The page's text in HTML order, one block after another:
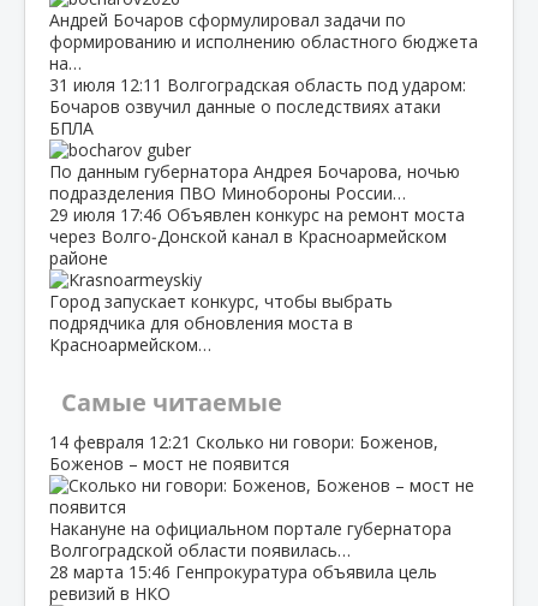
Андрей Бочаров сформулировал задачи по
формированию и исполнению областного бюджета
на…
31 июля 12:11 Волгоградская область под ударом:
Бочаров озвучил данные о последствиях атаки
БПЛА
По данным губернатора Андрея Бочарова, ночью
подразделения ПВО Минобороны России…
29 июля 17:46 Объявлен конкурс на ремонт моста
через Волго‑Донской канал в Красноармейском
районе
Город запускает конкурс, чтобы выбрать
подрядчика для обновления моста в
Красноармейском…
Самые читаемые
14 февраля 12:21 Сколько ни говори: Боженов,
Боженов – мост не появится
Накануне на официальном портале губернатора
Волгоградской области появилась…
28 марта 15:46 Генпрокуратура объявила цель
ревизий в НКО